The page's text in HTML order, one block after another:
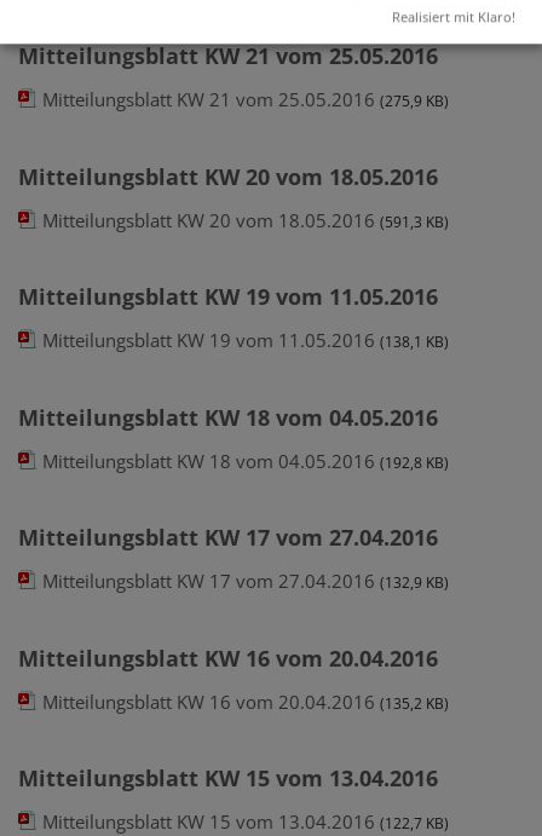
Mitteilungsblatt KW 21 vom 25.05.2016
Mitteilungsblatt KW 21 vom 25.05.2016 (275,9 KB)
Mitteilungsblatt KW 20 vom 18.05.2016
Mitteilungsblatt KW 20 vom 18.05.2016 (591,3 KB)
Mitteilungsblatt KW 19 vom 11.05.2016
Mitteilungsblatt KW 19 vom 11.05.2016 (138,1 KB)
Mitteilungsblatt KW 18 vom 04.05.2016
Mitteilungsblatt KW 18 vom 04.05.2016 (192,8 KB)
Mitteilungsblatt KW 17 vom 27.04.2016
Mitteilungsblatt KW 17 vom 27.04.2016 (132,9 KB)
Mitteilungsblatt KW 16 vom 20.04.2016
Mitteilungsblatt KW 16 vom 20.04.2016 (135,2 KB)
Mitteilungsblatt KW 15 vom 13.04.2016
Mitteilungsblatt KW 15 vom 13.04.2016 (122,7 KB)
Realisiert mit Klaro!